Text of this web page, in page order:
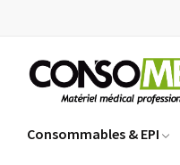
Consommables & EPI